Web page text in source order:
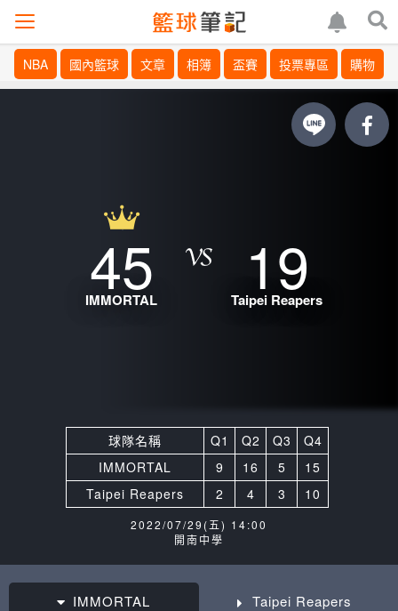
NBA 國內籃球 文章 相簿 盃賽 投票專區 購物
45
IMMORTAL 19
Taipei Reapers
球隊名稱 Q1 Q2 Q3
Q4
IMMORTAL
9 16 5
15
Taipei Reapers
2 4 3 10
2022/07/29(五) 14:00
開南中學
IMMORTAL Taipei Reapers